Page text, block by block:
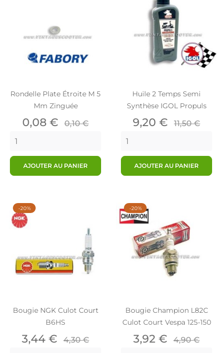
Rondelle Plate Étroite M 5
Mm Zinguée
Prix
0,08 € Prix
0,10 €
AJOUTER AU PANIER
Huile 2 Temps Semi
Synthèse IGOL Propuls
Prix
9,20 € Prix
11,50 €
AJOUTER AU PANIER
Bougie NGK Culot Court
B6HS
Prix
3,44 € Prix
4,30 €
-20%
Bougie Champion L82C
Culot Court Vespa 125-150
Prix
3,92 € Prix
4,90 €
-20%